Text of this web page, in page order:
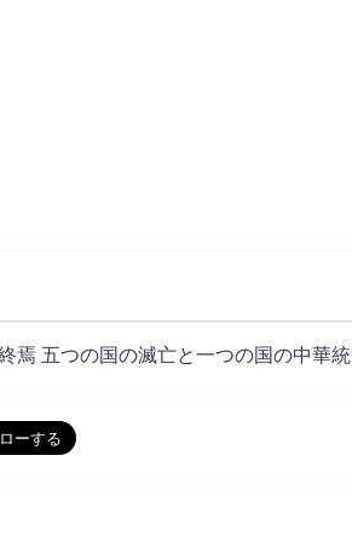
焉 五つの国の滅亡と一つの国の中華